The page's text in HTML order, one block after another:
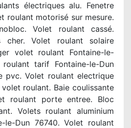
électriques alu. Fenetre
roulant motorisé sur mesure.
Volet roulant cassé.
cher. Volet roulant solaire
volet roulant Fontaine-le-
tarif Fontaine-le-Dun
pvc. Volet roulant electrique
roulant. Baie coulissante
roulant porte entree. Bloc
Volets roulant aluminium
le-Dun 76740. Volet roulant